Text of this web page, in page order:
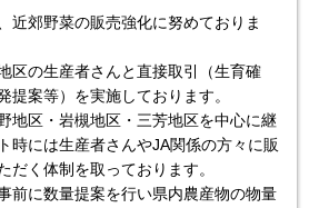
近郊野菜の販売強化に努めておりま
区の生産者さんと直接取引（生育確
提案等）を実施しております。
地区・岩槻地区・三芳地区を中心に継
時には生産者さんやJA関係の方々に販
だく体制を取っております。
前に数量提案を行い県内農産物の物量